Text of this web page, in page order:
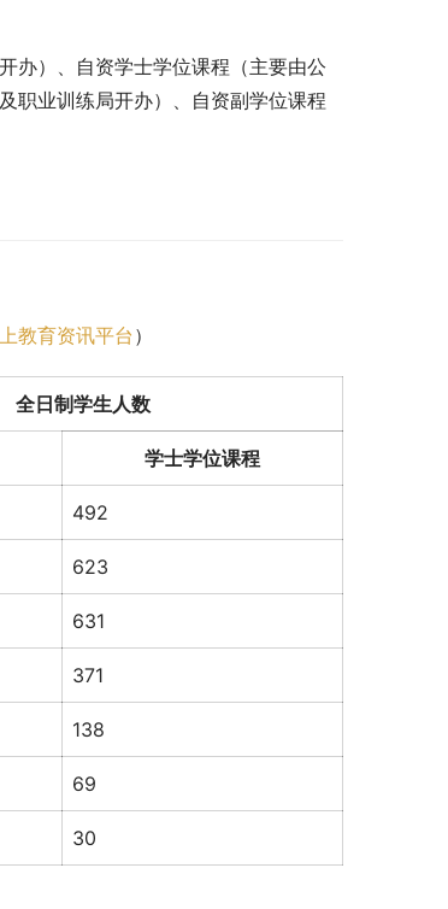
开办）、自资学士学位课程（主要由公
职业训练局开办）、自资副学位课程
教育资讯平台 ）
全日制学生人数
学士学位课程
492
623
631
371
138
69
30